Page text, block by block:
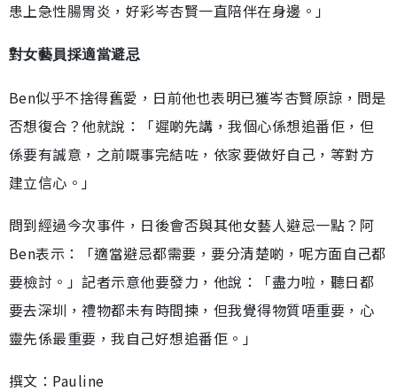
患上急性腸胃炎，好彩岑杏賢一直陪伴在身邊。」
對女藝員採適當避忌
Ben似乎不捨得舊愛，日前他也表明已獲岑杏賢原諒，問是
否想復合？他就說：「遲啲先講，我個心係想追番佢，但
係要有誠意，之前嘅事完結咗，依家要做好自己，等對方
建立信心。」
問到經過今次事件，日後會否與其他女藝人避忌一點？阿
Ben表示：「適當避忌都需要，要分清楚啲，呢方面自己都
要檢討。」記者示意他要發力，他說：「盡力啦，聽日都
要去深圳，禮物都未有時間揀，但我覺得物質唔重要，心
靈先係最重要，我自己好想追番佢。」
撰文：Pauline